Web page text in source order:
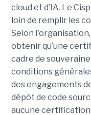
cloud et d’IA. Le
loin de remplir les
Selon
obtenir qu’une
cadre de
conditions
des engagements
dépôt de code
aucune certification